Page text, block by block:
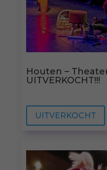
Houten –
UITVERKOCHT!!!
UITVERKOCHT